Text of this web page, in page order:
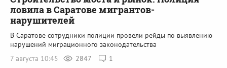
ловила в Саратове мигрантов-
нарушителей
В Саратове сотрудники полиции провели рейды по выявлению
нарушений миграционного законодательства
7 августа 10:45
2847 1